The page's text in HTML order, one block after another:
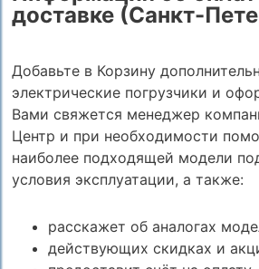
доставке (Санкт-
Добавьте в Корзину
электрические погрузчики и
Вами свяжется менеджер
Центр и при необходимости
наиболее подходящей модели
условия эксплуатации, а также:
расскажет об аналогах
действующих скидках и